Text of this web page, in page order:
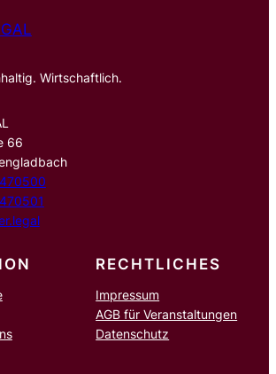
Wirtschaftlich.
66
RECHTLICHES
Impressum
AGB für Veranstaltungen
Datenschutz